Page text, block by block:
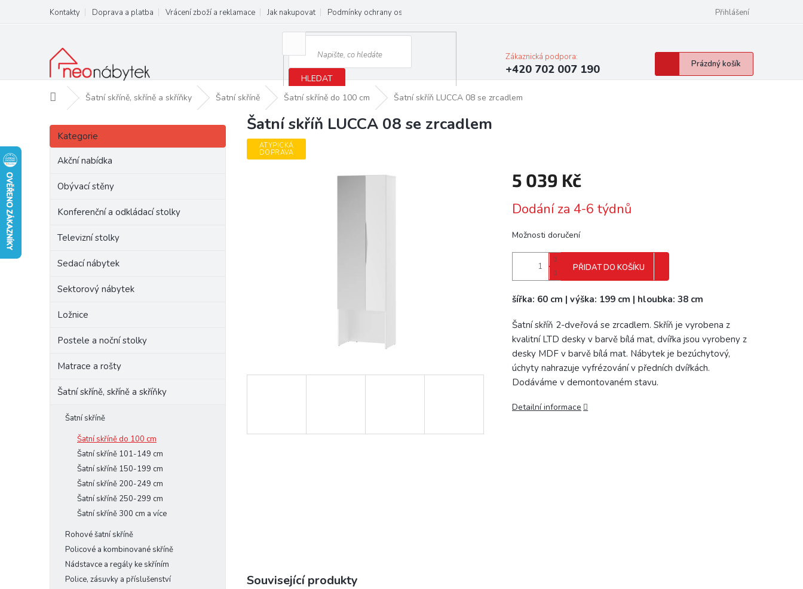
obsah
Kontakty Doprava a platba Vrácení zboží a reklamace Jak nakupovat Podmínky ochrany osobních údajů Přihlášení
HLEDAT
Zákaznická podpora:
+420 702 007 190
Nákupní
košík
Prázdný košík
Domů Šatní skříně, skříně a skříňky Šatní skříně Šatní skříně do 100 cm Šatní skříň LUCCA 08 se zrcadlem
P
s
Přeskočit
kategorie
Kategorie
Akční nabídka
Obývací stěny
Konferenční a odkládací stolky
Televizní stolky
Sedací nábytek
Sektorový nábytek
Ložnice
Postele a noční stolky
Matrace a rošty
Šatní skříně, skříně a skříňky
Šatní skříně
Šatní skříně do 100 cm
Šatní skříně 101-149 cm
Šatní skříně 150-199 cm
Šatní skříně 200-249 cm
Šatní skříně 250-299 cm
Šatní skříně 300 cm a více
Rohové šatní skříně
Policové a kombinované skříně
Nádstavce a regály ke skříním
Police, zásuvky a příslušenství
Šatní skříň LUCCA 08 se zrcadlem
ATYPICKÁ
DOPRAVA
5 039 Kč
cena:
Dodání za 4-6 týdnů
Možnosti doručení
PŘIDAT DO KOŠÍKU
šířka: 60 cm | výška: 199 cm | hloubka: 38 cm
Šatní skříň 2-dveřová se zrcadlem. Skříň je vyrobena z
kvalitní LTD desky v barvě bílá mat, dvířka jsou vyrobeny z
desky MDF v barvě bílá mat. Nábytek je bezúchytový,
úchyty nahrazuje vyfrézování v předních dvířkách.
Dodáváme v demontovaném stavu.
Detailní informace
Související produkty